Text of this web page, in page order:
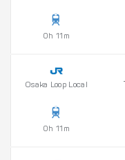
0h 11m
Osaka Loop Local
0h 11m